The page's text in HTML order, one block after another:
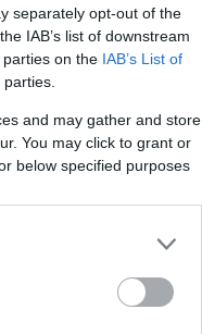
separately opt-out of the
IAB’s list of downstream
on the IAB’s List of
and may gather and store
You may click to grant or
below specified purposes
poți